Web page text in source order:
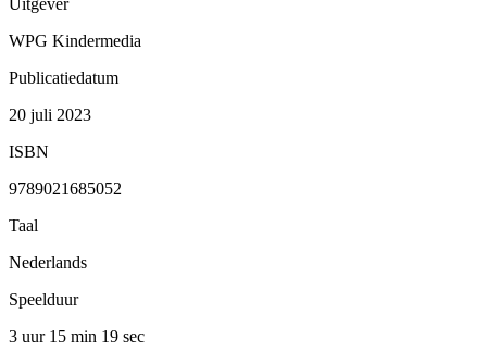
WPG Kindermedia
Publicatiedatum
20 juli 2023
ISBN
9789021685052
Taal
Nederlands
Speelduur
3 uur 15 min 19 sec